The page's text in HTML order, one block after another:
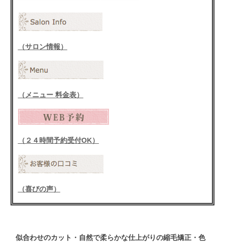
（サロン情報）
（メニュー 料金表）
（２４時間予約受付OK）
（喜びの声）
似合わせのカット ・自然で柔らかな仕上がりの縮毛矯正・色